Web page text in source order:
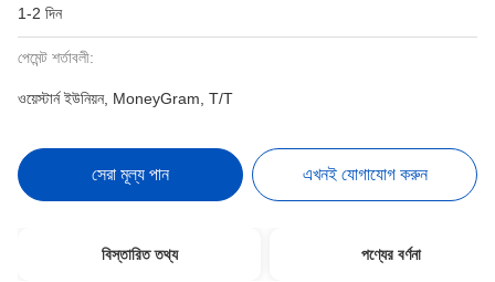
1-2 দিন
পেমেন্ট শর্তাবলী:
ওয়েস্টার্ন ইউনিয়ন, MoneyGram, T/T
সেরা মূল্য পান এখনই যোগাযোগ করুন
বিস্তারিত তথ্য পণ্যের বর্ণনা